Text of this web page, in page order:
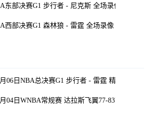
东部决赛G1 步行者 - 尼克斯 全场录像
西部决赛G1 森林狼 - 雷霆 全场录像
06日NBA总决赛G1 步行者 - 雷霆 精彩镜头
04日WNBA常规赛 达拉斯飞翼77-83西雅图风暴